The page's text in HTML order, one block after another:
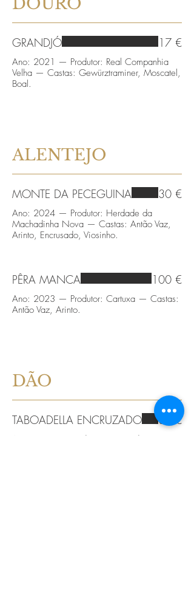
GRANDJÓ
Ano: 2021 — Produtor: Real Companhia
Velha — Castas: Gewürztraminer, Moscatel,
Boal.
17 €
ALENTEJO
MONTE DA PECEGUINA
Ano: 2024 — Produtor: Herdade da
Machadinha Nova — Castas: Antão Vaz,
Arinto, Encrusado, Viosinho.
30 €
PÊRA MANCA
Ano: 2023 — Produtor: Cartuxa — Castas:
Antão Vaz, Arinto.
100 €
DÃO
TABOADELLA ENCRUZADO
Ano: 2024 — Produtor: Quinta da
30 €